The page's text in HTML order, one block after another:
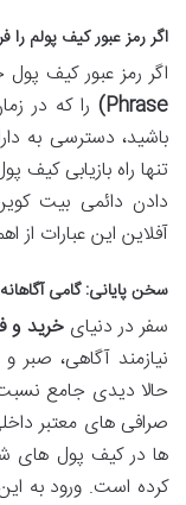
اگر رمز عبور کیف پولم
اگر رمز عبور کیف
Phrase) را که در
باشید، دسترسی به
تنها راه بازیابی
دادن دائمی بیت
آفلاین این عبارات از
سخن پایانی: گامی
سفر در دنیایخرید و
نیازمند آگاهی، صبر
حالا دیدی جامع
صرافی های معتبر
ها در کیف پول های
کرده است. ورود به